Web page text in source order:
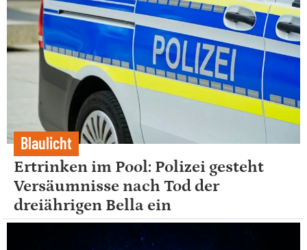
Blaulicht
Ertrinken im Pool: Polizei gesteht
Versäumnisse nach Tod der
dreiährigen Bella ein